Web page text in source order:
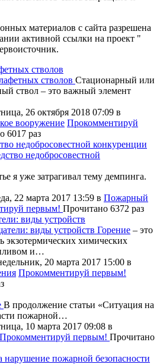
материалов с сайта разрешена
активной ссылки на проект "
стволов
Стационарный или
ствол – это важный элемент
26 октября 2018 07:09 в
вооружение Прокомментируй
6017 раз
недобросовестной конкуренции
я уже затрагивал тему демпинга.
22 марта 2017 13:59 в Пожарный
первым! Прочитано 6372 раз
виды устройств
Горение – это
экзотермических химических
и…
20 марта 2017 15:00 в
Прокомментируй первым!
В продолжение статьи «Ситуация на
пожарной…
10 марта 2017 09:08 в
Прокомментируй первым! Прочитано
нарушение пожарной безопасности